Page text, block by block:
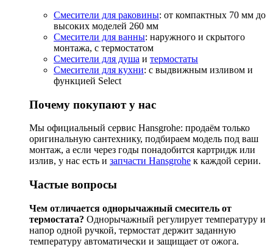
Смесители для раковины: от компактных 70 мм до
высоких моделей 260 мм
Смесители для ванны: наружного и скрытого
монтажа, с термостатом
Смесители для душа и термостаты
Смесители для кухни: с выдвижным изливом и
функцией Select
Почему покупают у нас
Мы официальный сервис Hansgrohe: продаём только
оригинальную сантехнику, подбираем модель под ваш
монтаж, а если через годы понадобится картридж или
излив, у нас есть и запчасти Hansgrohe к каждой серии.
Частые вопросы
Чем отличается однорычажный смеситель от
термостата? Однорычажный регулирует температуру и
напор одной ручкой, термостат держит заданную
температуру автоматически и защищает от ожога.